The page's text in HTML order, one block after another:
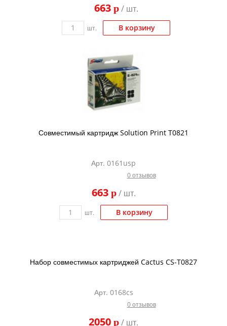
663 p/ шт.
шт. В корзину
Совместимый картридж Solution Print T0821
Арт. 0161usp
0 отзывов
663 p/ шт.
шт. В корзину
Набор совместимых картриджей Cactus CS-T0827
Арт. 0168cs
0 отзывов
2050 p/ шт.